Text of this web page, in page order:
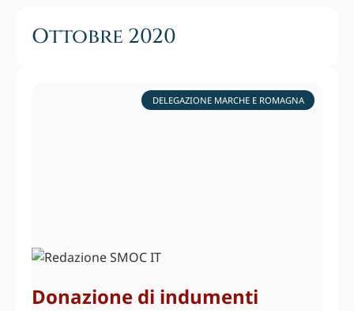
Ottobre 2020
DELEGAZIONE MARCHE E ROMAGNA
Donazione di indumenti